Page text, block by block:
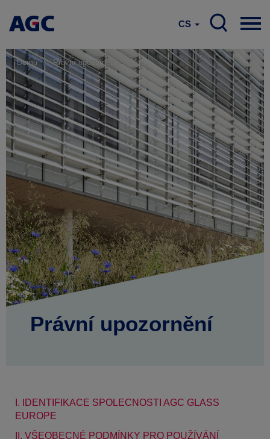
CS
Domů Právní upozornění
Právní upozornění
I. IDENTIFIKACE SPOLECNOSTI AGC GLASS
EUROPE
II. VŠEOBECNÉ PODMÍNKY PRO POUŽÍVÁNÍ